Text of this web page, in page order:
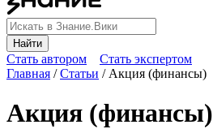
Найти
Стать автором
Стать экспертом
Главная /Статьи / Акция (финансы)
Акция (финансы)